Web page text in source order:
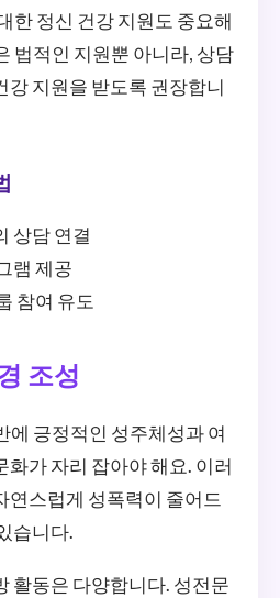
한 정신 건강 지원도 중요해
법적인 지원뿐 아니라, 상담
강 지원을 받도록 권장합니
상담 연결
램 제공
참여 유도
조성
에 긍정적인 성주체성과 여
화가 자리 잡아야 해요. 이러
연스럽게 성폭력이 줄어드
습니다.
활동은 다양합니다. 성전문